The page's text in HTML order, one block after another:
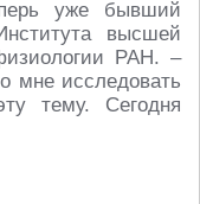
уже бывший
высшей
РАН. –
мне исследовать
тему. Сегодня